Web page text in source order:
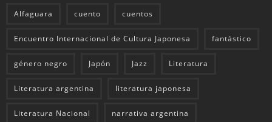
Alfaguara cuento cuentos
Encuentro Internacional de Cultura Japonesa fantástico
género negro Japón Jazz Literatura
Literatura argentina literatura japonesa
Literatura Nacional narrativa argentina